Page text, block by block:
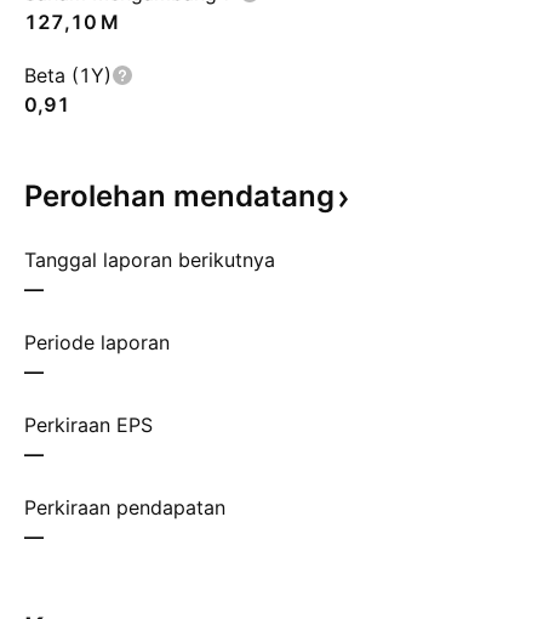
‪127,10 M‬
Beta (1Y)
0,91
Perolehan mendatang
Tanggal laporan berikutnya
—
Periode laporan
—
Perkiraan EPS
—
Perkiraan pendapatan
—